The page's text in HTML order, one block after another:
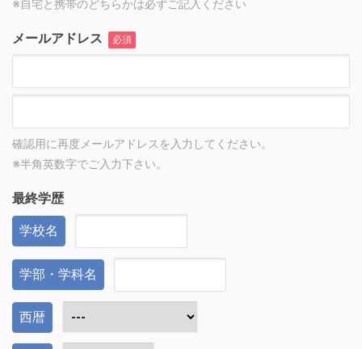
※自宅と携帯のどちらかは必ずご記入ください
メールアドレス 必須
確認用に再度メールアドレスを入力してください。
※半角英数字でご入力下さい。
最終学歴
学校名
学部・学科名
西暦